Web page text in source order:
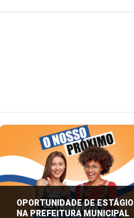
OPORTUNIDADE DE ESTÁGIO
NA PREFEITURA MUNICIPAL